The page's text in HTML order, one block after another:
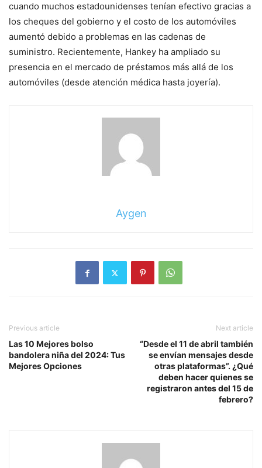
cuando muchos estadounidenses tenían efectivo gracias a
los cheques del gobierno y el costo de los automóviles
aumentó debido a problemas en las cadenas de
suministro. Recientemente, Hankey ha ampliado su
presencia en el mercado de préstamos más allá de los
automóviles (desde atención médica hasta joyería).
Aygen
Previous article
Las 10 Mejores bolso
bandolera niña del 2024: Tus
Mejores Opciones
Next article
“Desde el 11 de abril también
se envían mensajes desde
otras plataformas”. ¿Qué
deben hacer quienes se
registraron antes del 15 de
febrero?